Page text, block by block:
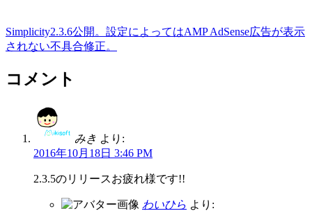
Simplicity2.3.6公開。設定によってはAMP AdSense広告が表示
されない不具合修正。
コメント
みき より:
2016年10月18日 3:46 PM
2.3.5のリリースお疲れ様です!!
わいひら より: